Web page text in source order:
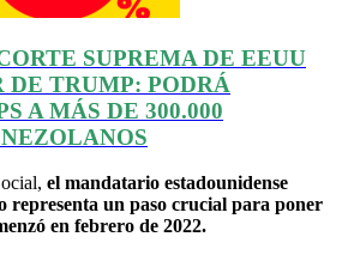
SUPREMA DE EEUU
DE TRUMP: PODRÁ
A MÁS DE 300.000
el mandatario estadounidense
representa un paso crucial para poner
en febrero de 2022.